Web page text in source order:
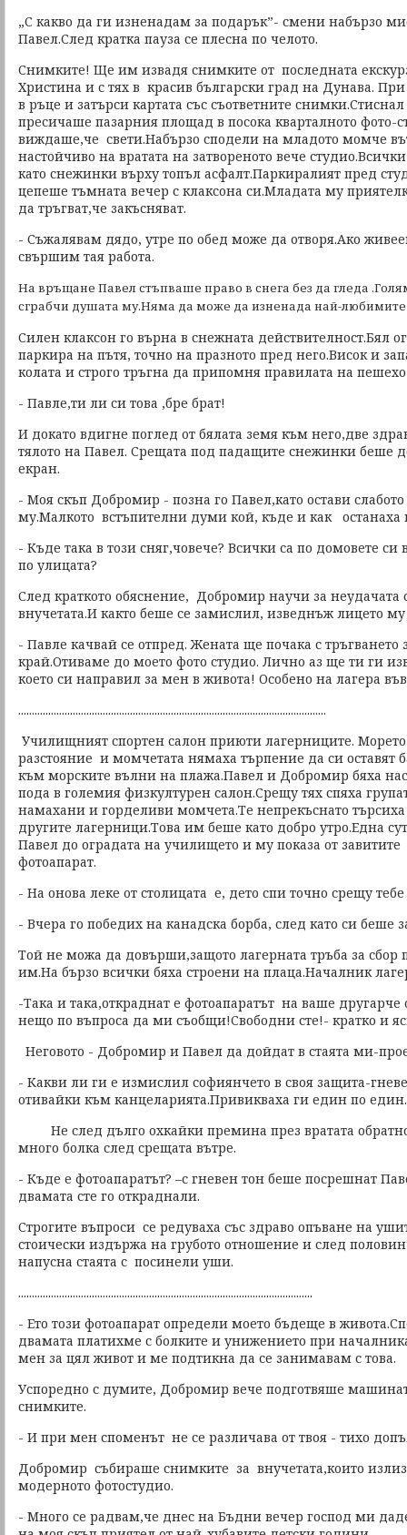
„С какво да ги изненадам за подарък”- смени набързо
Павел.След кратка пауза се плесна по челото.
Снимките! Ще им извадя снимките от последната
Христина и с тях в красив български град на Дунава.
в ръце и затърси картата със съответните
пресичаше пазарния площад в посока кварталното фото-
виждаше,че свети.Набързо сподели на младото момче
настойчиво на вратата на затвореното вече
като снежинки върху топъл асфалт.Паркиралият пред
цепеше тъмната вечер с клаксона си.Младата му
да тръгват,че закъсняват.
- Съжалявам дядо, утре по обед може да отворя.Ако
свършим тая работа.
На връщане Павел стъпваше право в снега без да гледа
сграбчи душата му.Няма да може да изненада най-любимите
Силен клаксон го върна в снежната действителност.Бял
паркира на пътя, точно на празното пред него.Висок и
колата и строго тръгна да припомня правилата на
- Павле,ти ли си това ,бре брат!
И докато вдигне поглед от бялата земя към него,две
тялото на Павел. Срещата под падащите снежинки беше
екран.
- Моя скъп Добромир - позна го Павел,като остави
му.Малкото встъпителни думи кой, къде и как останаха
- Къде така в този сняг,човече? Всички са по домовете
по улицата?
След краткото обяснение, Добромир научи за неудачата
внучетата.И както беше се замислил, изведнъж лицето
- Павле качвай се отпред. Жената ще почака с тръгването
край.Отиваме до моето фото студио. Лично аз ще ти ги
което си направил за мен в живота! Особено на лагера
.................................................................................................................
Училищният спортен салон приюти лагерниците.
разстояние и момчетата нямаха търпение да си оставят
към морските вълни на плажа.Павел и Добромир бяха
пода в големия физкултурен салон.Срещу тях спяха
намахани и горделиви момчета.Те непрекъснато
другите лагерници.Това им беше като добро утро.Една
Павел до оградата на училището и му показа от
фотоапарат.
- На онова леке от столицата е, дето спи точно срещу
- Вчера го победих на канадска борба, след като си беше
Той не можа да довърши,защото лагерната тръба за сбор
им.На бързо всички бяха строени на плаца.Началник
-Така и така,откраднат е фотоапаратът на ваше другарче
нещо по въпроса да ми съобщи!Свободни сте!- кратко и
Неговото - Добромир и Павел да дойдат в стаята ми-
- Какви ли ги е измислил софиянчето в своя защита-
отивайки към канцеларията.Привикваха ги един по
Не след дълго охкайки премина през вратата
много болка след срещата вътре.
- Къде е фотоапаратът? –с гневен тон беше посрешнат
двамата сте го откраднали.
Строгите въпроси се редуваха със здраво опъване на
стоически издържа на грубото отношение и след
напусна стаята с посинели уши.
............................................................................................................
- Ето този фотоапарат определи моето бъдеще в
двамата платихме с болките и унижението при
мен за цял живот и ме подтикна да се занимавам с това.
Успоредно с думите, Добромир вече подготвяше
снимките.
- И при мен споменът не се различава от твоя - тихо
Добромир събираше снимките за внучетата,които
модерното фотостудио.
- Много се радвам,че днес на Бъдни вечер господ ми